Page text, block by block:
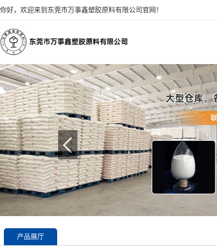
你好，欢迎来到东莞市万事鑫塑胶原料有限公司官网！
产品展厅